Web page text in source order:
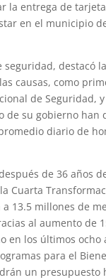
la entrega de
en el municipio
seguridad, destacó
causas, como
de Seguridad,
de su gobierno han
diario de
de 36 años
Cuarta
13.5 millones de
al aumento de
en los últimos ocho
para el
un presupuesto